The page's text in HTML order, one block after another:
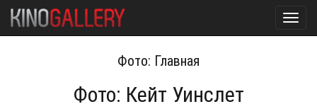
Фото: Главная
Фото: Кейт Уинслет